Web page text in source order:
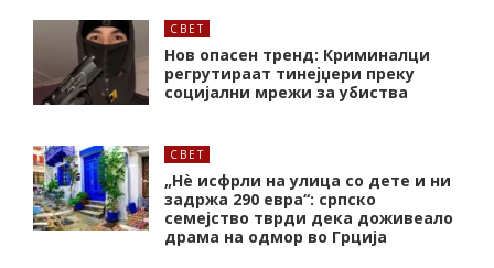
СВЕТ
Нов опасен тренд: Криминалци
регрутираат тинејџери преку
социјални мрежи за убиства
СВЕТ
„Нѐ исфрли на улица со дете и ни
задржа 290 евра“: српско
семејство тврди дека доживеало
драма на одмор во Грција